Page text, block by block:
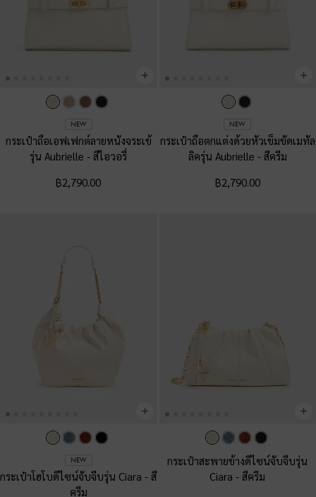
NEW
กระเป๋าถือเอฟเฟกต์ลายหนังจระเข้
รุ่น Aubrielle-สีไอวอรี่
฿2,790.00
NEW
กระเป๋าถือตกแต่งด้วยหัวเข็มขัดเมทัล
ลิครุ่น Aubrielle - สีครีม
฿2,790.00
NEW
กระเป๋าโฮโบดีไซน์จับจีบรุ่น Ciara-สี
ครีม
กระเป๋าสะพายข้างดีไซน์จับจีบรุ่น
Ciara-สีครีม